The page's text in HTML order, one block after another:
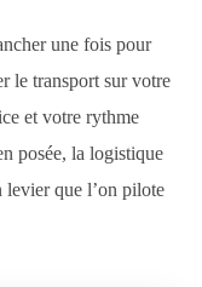
une fois pour
le transport sur votre
et votre rythme
posée, la logistique
levier que l’on pilote